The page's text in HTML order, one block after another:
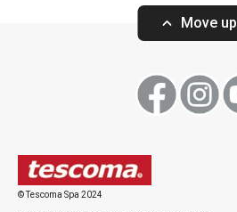
Move up
© Tescoma Spa 2024